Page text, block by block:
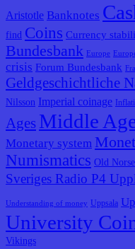
Aristotle Banknotes
find Coins Currency
Bundesbank
Europe
crisis Forum Bundesbank
Geldgeschichtliche
Nilsson Imperial coinage
Ages Middle
Monetary system
Numismatics Old Norse
Sveriges Radio P4
Understanding of money Uppsala
University
Vikings